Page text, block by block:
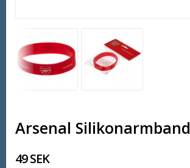
Arsenal Silikonarmband
49 SEK